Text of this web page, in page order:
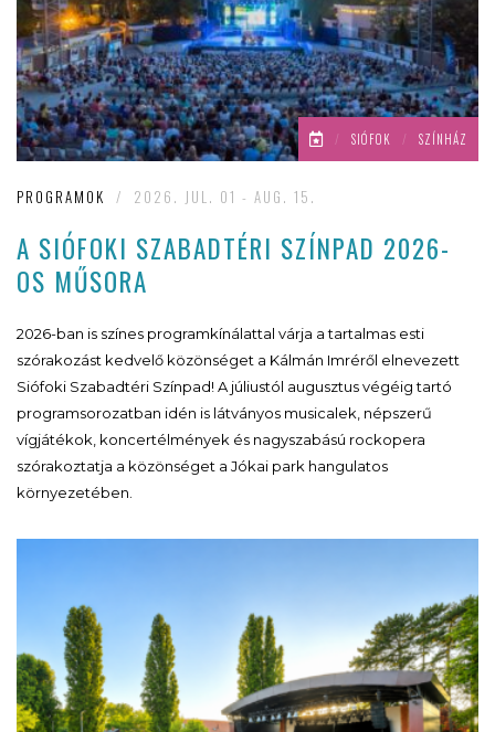
/ SIÓFOK / SZÍNHÁZ
PROGRAMOK / 2026. JUL. 01 - AUG. 15.
A SIÓFOKI SZABADTÉRI SZÍNPAD 2026-
OS MŰSORA
2026-ban is színes programkínálattal várja a tartalmas esti
szórakozást kedvelő közönséget a Kálmán Imréről elnevezett
Siófoki Szabadtéri Színpad! A júliustól augusztus végéig tartó
programsorozatban idén is látványos musicalek, népszerű
vígjátékok, koncertélmények és nagyszabású rockopera
szórakoztatja a közönséget a Jókai park hangulatos
környezetében.